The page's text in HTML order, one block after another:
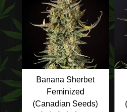
Banana Sherbet
Feminized
(Canadian Seeds)